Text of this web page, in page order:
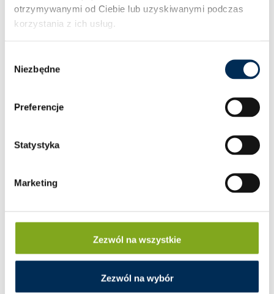
otrzymywanymi od Ciebie lub uzyskiwanymi podczas
korzystania z ich usług.
zgody
Niezbędne
Preferencje
Statystyka
Marketing
Zezwól na wszystkie
Zezwól na wybór